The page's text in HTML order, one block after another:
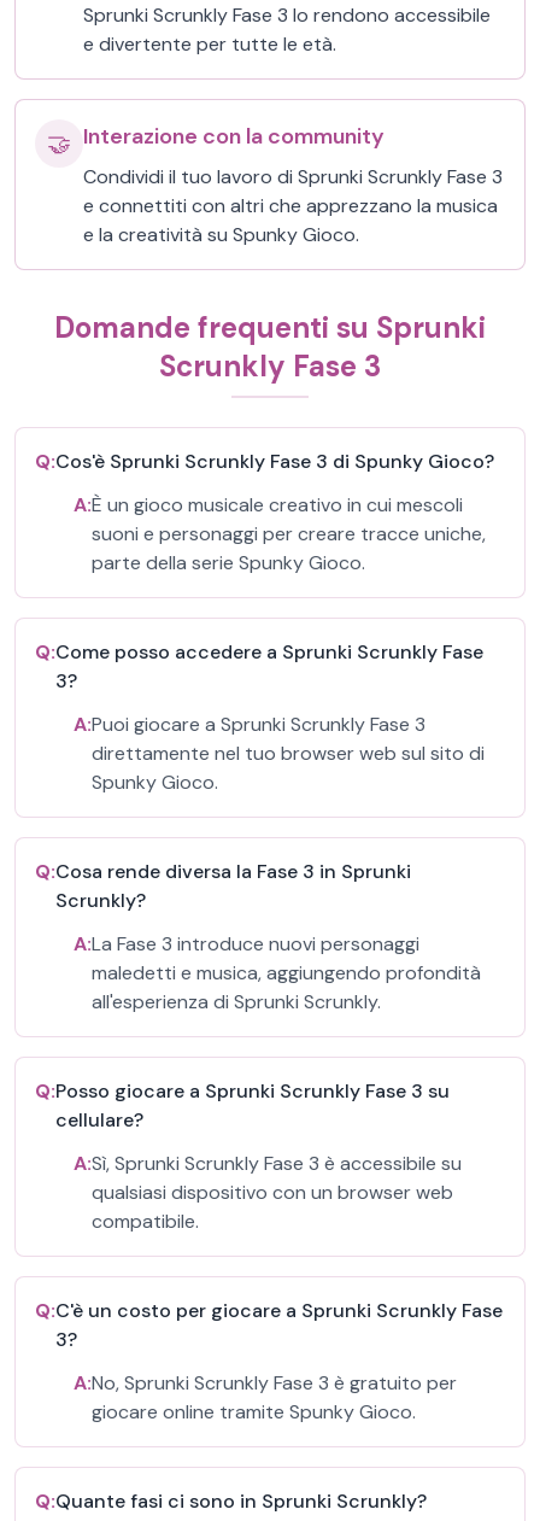
Sprunki Scrunkly Fase 3 lo rendono accessibile
e divertente per tutte le età.
🤝 Interazione con la community
Condividi il tuo lavoro di Sprunki Scrunkly Fase 3
e connettiti con altri che apprezzano la musica
e la creatività su Spunky Gioco.
Domande frequenti su Sprunki
Scrunkly Fase 3
Q:Cos'è Sprunki Scrunkly Fase 3 di Spunky Gioco?
A:È un gioco musicale creativo in cui mescoli
suoni e personaggi per creare tracce uniche,
parte della serie Spunky Gioco.
Q:Come posso accedere a Sprunki Scrunkly Fase
3?
A:Puoi giocare a Sprunki Scrunkly Fase 3
direttamente nel tuo browser web sul sito di
Spunky Gioco.
Q:Cosa rende diversa la Fase 3 in Sprunki
Scrunkly?
A:La Fase 3 introduce nuovi personaggi
maledetti e musica, aggiungendo profondità
all'esperienza di Sprunki Scrunkly.
Q:Posso giocare a Sprunki Scrunkly Fase 3 su
cellulare?
A:Sì, Sprunki Scrunkly Fase 3 è accessibile su
qualsiasi dispositivo con un browser web
compatibile.
Q:C'è un costo per giocare a Sprunki Scrunkly Fase
3?
A:No, Sprunki Scrunkly Fase 3 è gratuito per
giocare online tramite Spunky Gioco.
Q:Quante fasi ci sono in Sprunki Scrunkly?